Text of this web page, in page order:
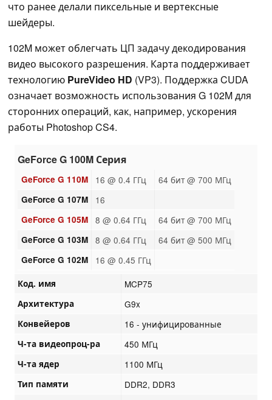
что ранее делали пиксельные и вертексные
шейдеры.
102M может облегчать ЦП задачу декодирования
видео высокого разрешения. Карта поддерживает
технологию PureVideo HD (VP3). Поддержка CUDA
означает возможность использования G 102M для
сторонних операций, как, например, ускорения
работы Photoshop CS4.
GeForce G 100M Серия
GeForce G 110M 16 @ 0.4 ГГц 64 бит @ 700 МГц
GeForce G 107M 16
GeForce G 105M 8 @ 0.64 ГГц 64 бит @ 700 МГц
GeForce G 103M 8 @ 0.64 ГГц 64 бит @ 500 МГц
GeForce G 102M 16 @ 0.45 ГГц
Код. имя MCP75
Архитектура G9x
Конвейеров 16 - унифицированные
Ч-та видеопроц-ра 450 МГц
Ч-та ядер 1100 МГц
Тип памяти DDR2, DDR3